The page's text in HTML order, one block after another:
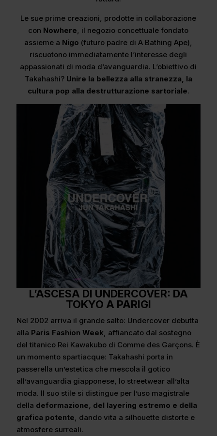
Le sue prime creazioni, prodotte in collaborazione
con Nowhere, il negozio concettuale fondato
assieme a Nigo (futuro padre di A Bathing Ape),
riscuotono immediatamente l’interesse degli
appassionati di moda d’avanguardia. L’obiettivo di
Takahashi? Unire la bellezza alla stranezza, la
cultura pop alla destrutturazione sartoriale.
L’ASCESA DI UNDERCOVER: DA
TOKYO A PARIGI
Nel 2002 arriva il grande salto: Undercover debutta
alla Paris Fashion Week, affiancato dal sostegno
del titanico Rei Kawakubo di Comme des Garçons. È
un momento spartiacque: Takahashi porta in
passerella un’estetica che mescola il gotico
all’avanguardia giapponese, lo streetwear all’alta
moda. Il suo stile si distingue per l’uso magistrale
della deformazione, del layering estremo e della
grafica potente, dando vita a silhouette distorte e
atmosfere surreali.